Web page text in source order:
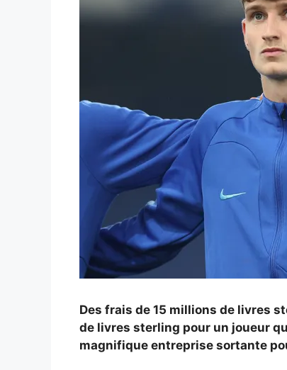
Des frais de 15 millions de livres
de livres sterling pour un joueur
magnifique entreprise sortante